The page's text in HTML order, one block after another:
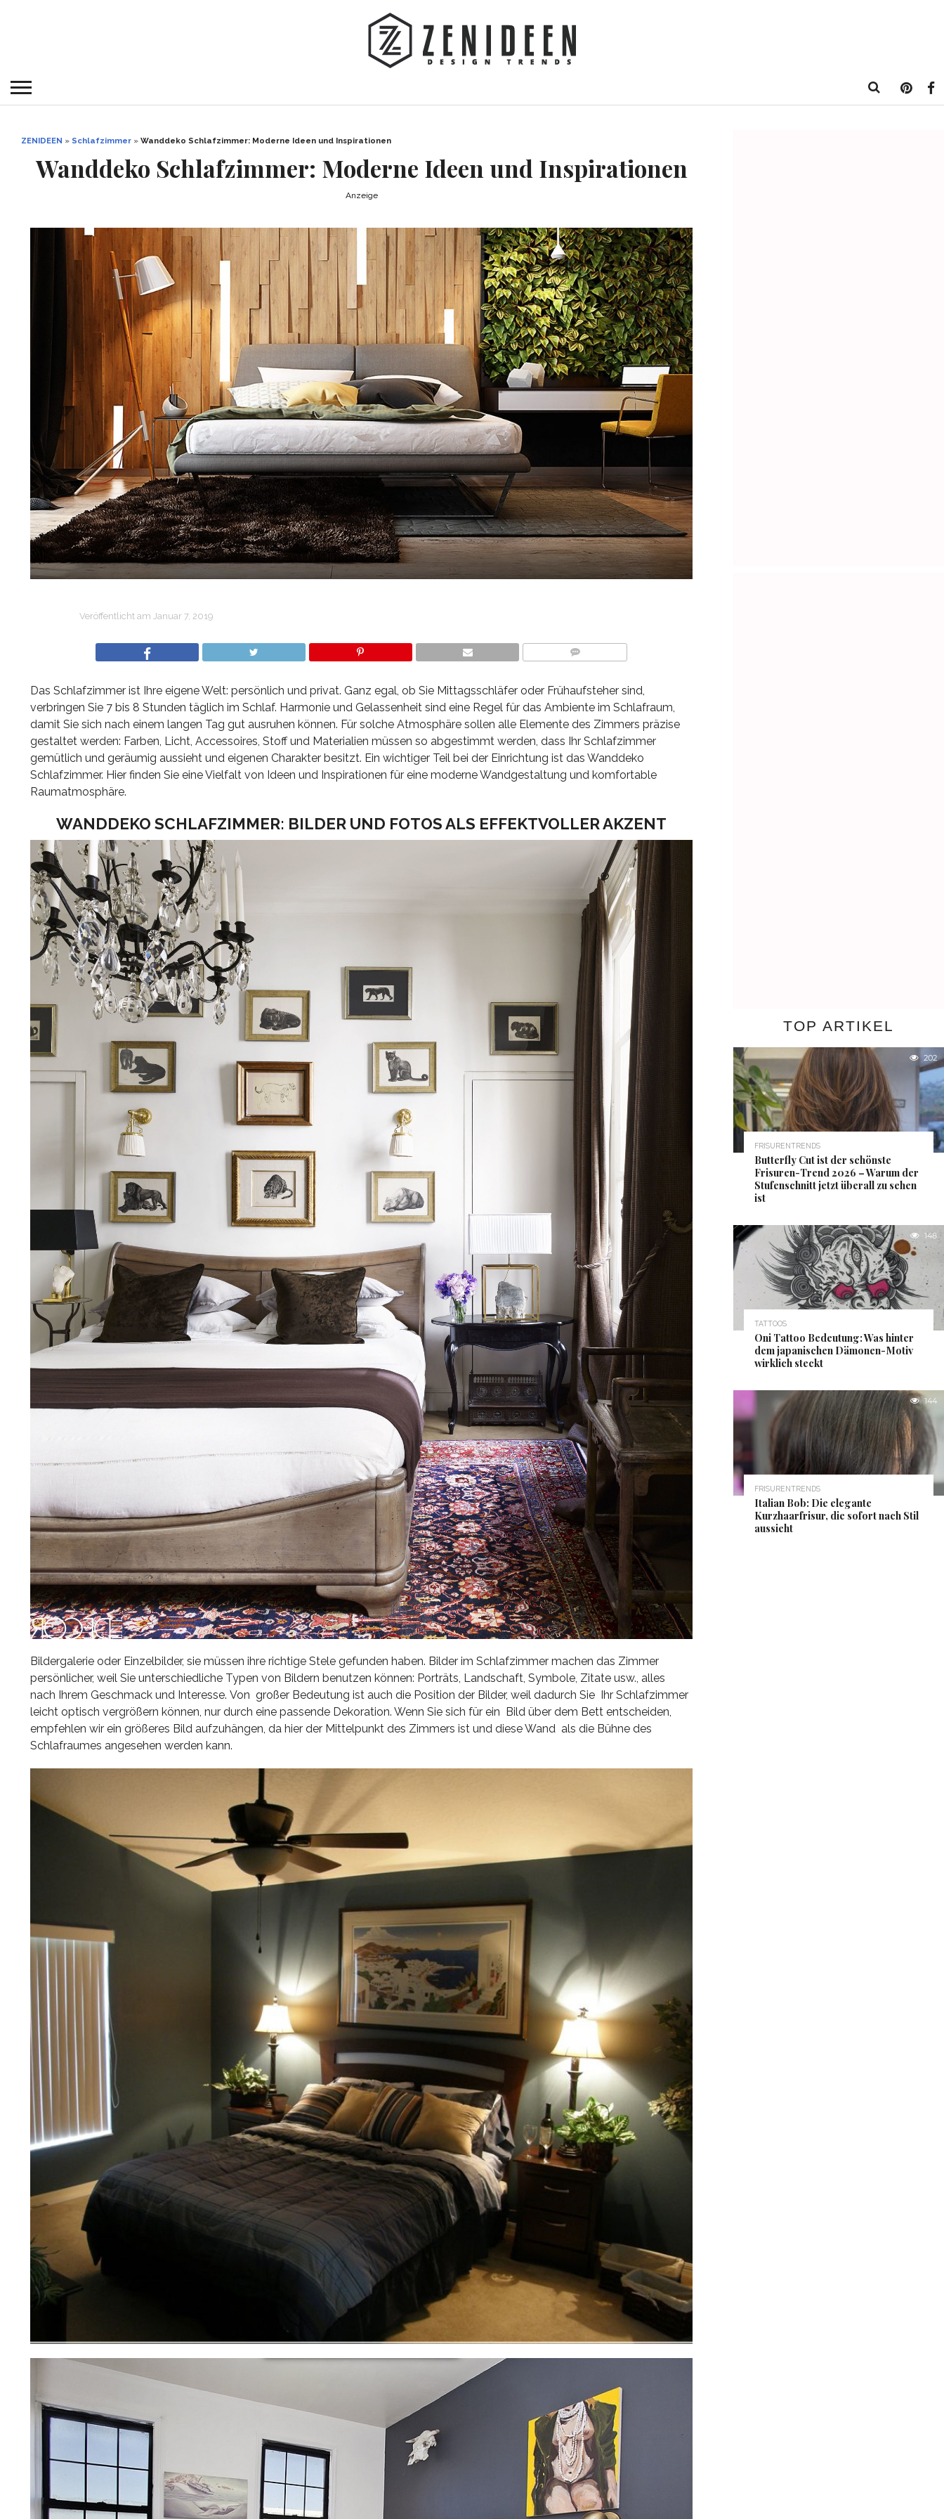
ZENIDEEN » Schlafzimmer » Wanddeko Schlafzimmer: Moderne Ideen und Inspirationen
Wanddeko Schlafzimmer: Moderne Ideen und Inspirationen
Anzeige
Veröffentlicht am Januar 7, 2019
Das Schlafzimmer ist Ihre eigene Welt: persönlich und privat. Ganz egal, ob Sie Mittagsschläfer oder Frühaufsteher sind,
verbringen Sie 7 bis 8 Stunden täglich im Schlaf. Harmonie und Gelassenheit sind eine Regel für das Ambiente im Schlafraum,
damit Sie sich nach einem langen Tag gut ausruhen können. Für solche Atmosphäre sollen alle Elemente des Zimmers präzise
gestaltet werden: Farben, Licht, Accessoires, Stoff und Materialien müssen so abgestimmt werden, dass Ihr Schlafzimmer
gemütlich und geräumig aussieht und eigenen Charakter besitzt. Ein wichtiger Teil bei der Einrichtung ist das Wanddeko
Schlafzimmer. Hier finden Sie eine Vielfalt von Ideen und Inspirationen für eine moderne Wandgestaltung und komfortable
Raumatmosphäre.
WANDDEKO SCHLAFZIMMER: BILDER UND FOTOS ALS EFFEKTVOLLER AKZENT
Bildergalerie oder Einzelbilder, sie müssen ihre richtige Stele gefunden haben. Bilder im Schlafzimmer machen das Zimmer
persönlicher, weil Sie unterschiedliche Typen von Bildern benutzen können: Porträts, Landschaft, Symbole, Zitate usw., alles
nach Ihrem Geschmack und Interesse. Von großer Bedeutung ist auch die Position der Bilder, weil dadurch Sie Ihr Schlafzimmer
leicht optisch vergrößern können, nur durch eine passende Dekoration. Wenn Sie sich für ein Bild über dem Bett entscheiden,
empfehlen wir ein größeres Bild aufzuhängen, da hier der Mittelpunkt des Zimmers ist und diese Wand als die Bühne des
Schlafraumes angesehen werden kann.
TOP ARTIKEL
202
FRISURENTRENDS
Butterfly Cut ist der schönste
Frisuren-Trend 2026 – Warum der
Stufenschnitt jetzt überall zu sehen
ist
148
TATTOOS
Oni Tattoo Bedeutung: Was hinter
dem japanischen Dämonen-Motiv
wirklich steckt
144
FRISURENTRENDS
Italian Bob: Die elegante
Kurzhaarfrisur, die sofort nach Stil
aussieht